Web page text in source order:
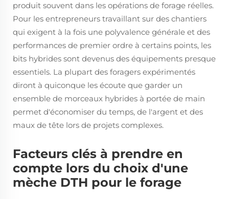
produit souvent dans les opérations de forage réelles.
Pour les entrepreneurs travaillant sur des chantiers
qui exigent à la fois une polyvalence générale et des
performances de premier ordre à certains points, les
bits hybrides sont devenus des équipements presque
essentiels. La plupart des foragers expérimentés
diront à quiconque les écoute que garder un
ensemble de morceaux hybrides à portée de main
permet d'économiser du temps, de l'argent et des
maux de tête lors de projets complexes.
Facteurs clés à prendre en
compte lors du choix d'une
mèche DTH pour le forage